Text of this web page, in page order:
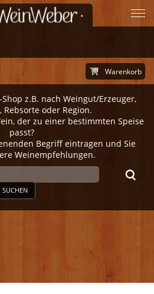
z.B. nach Weingut/Erzeuger,
Rebsorte oder Region.
der zu einer bestimmten Speise
passt?
Begriff eintragen und Sie
Weinempfehlungen.
SUCHEN
Warenkorb